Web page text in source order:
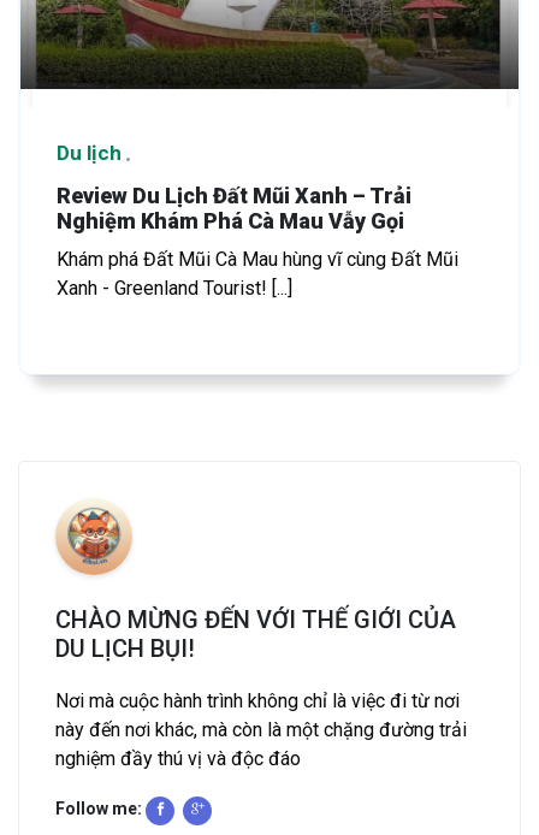
Du lịch
Review Du Lịch Đất Mũi Xanh – Trải
Nghiệm Khám Phá Cà Mau Vẫy Gọi
Khám phá Đất Mũi Cà Mau hùng vĩ cùng Đất Mũi
Xanh - Greenland Tourist! [...]
CHÀO MỪNG ĐẾN VỚI THẾ GIỚI CỦA
DU LỊCH BỤI!
Nơi mà cuộc hành trình không chỉ là việc đi từ nơi
này đến nơi khác, mà còn là một chặng đường trải
nghiệm đầy thú vị và độc đáo
Follow me: